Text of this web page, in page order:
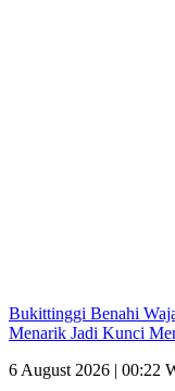
Bukittinggi Benahi
Menarik Jadi Kunci
6 August 2026 | 00:22